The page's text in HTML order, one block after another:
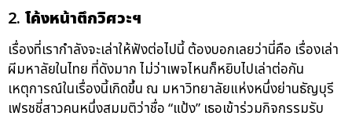
2. โค้งหน้าตึกวิศวะฯ
เรื่องที่เรากำลังจะเล่าให้ฟังต่อไปนี้ ต้องบอกเลยว่านี่คือ เรื่องเล่า
ผีมหาลัยในไทย ที่ดังมาก ไม่ว่าเพจไหนก็หยิบไปเล่าต่อกัน
เหตุการณ์ในเรื่องนี้เกิดขึ้น ณ มหาวิทยาลัยแห่งหนึ่งย่านธัญบุรี
เฟรชชี่สาวคนหนึ่งสมมติว่าชื่อ “แป้ง” เธอเข้าร่วมกิจกรรมรับ